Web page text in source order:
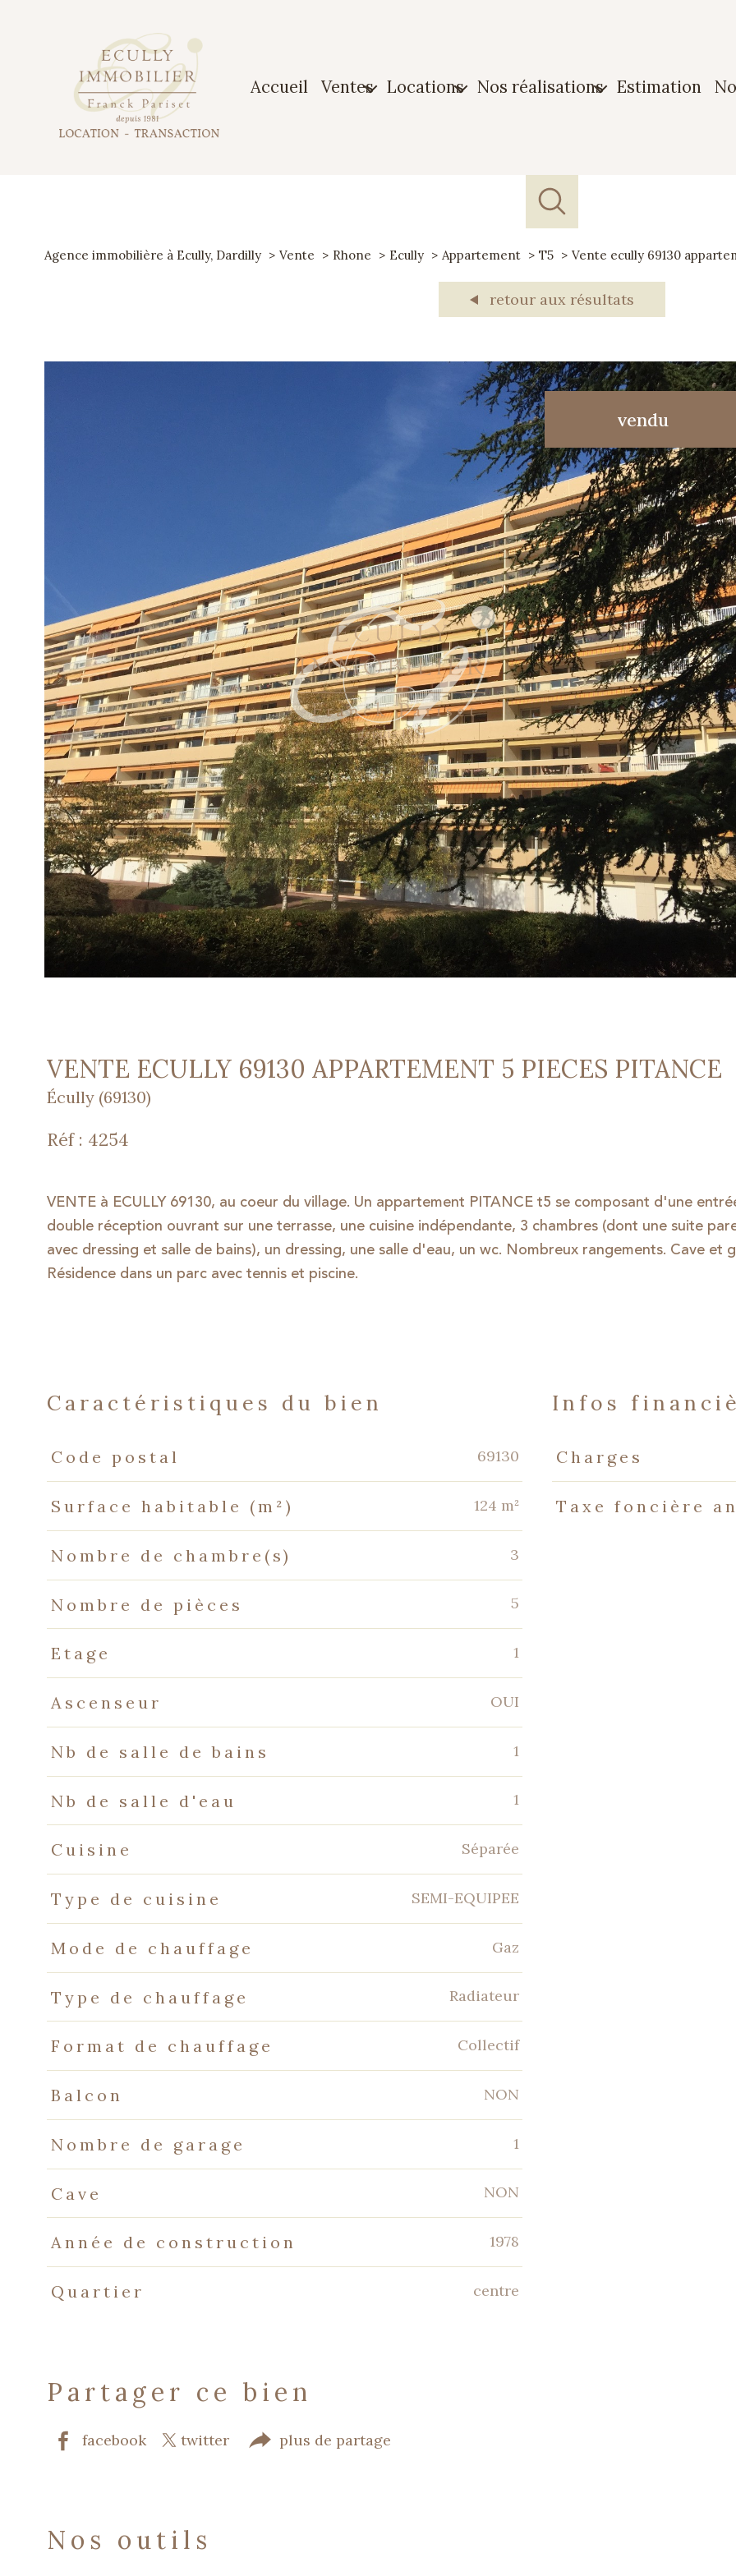
accueil ventes
Garage
locations nos réalisations
Biens loués
estimation
Agence immobilière à Ecully, Dardilly Vente Rhone Ecully Appartement T5 Vente ecully 69130
retour aux résultats
vendu
VENTE ECULLY 69130 APPARTEMENT 5 PIECES PITANCE
Écully (69130)
Réf : 4254
VENTE à ECULLY 69130, au coeur du village. Un appartement PITANCE t5 se composant d'une
double réception ouvrant sur une terrasse, une cuisine indépendante, 3 chambres (dont une suite
avec dressing et salle de bains), un dressing, une salle d'eau, un wc. Nombreux rangements. Cave et
Résidence dans un parc avec tennis et piscine.
caractéristiques du bien
Caractéristiques Valeurs
Code postal 69130
Surface habitable (m²) 124 m²
Nombre de chambre(s) 3
Nombre de pièces 5
Etage 1
Ascenseur OUI
Nb de salle de bains 1
Nb de salle d'eau 1
Cuisine Séparée
Type de cuisine SEMI-EQUIPEE
Mode de chauffage Gaz
Type de chauffage Radiateur
Format de chauffage Collectif
Balcon NON
Nombre de garage 1
Cave NON
Année de construction 1978
Quartier centre
infos
Caractéristiques
Charges
Taxe foncière
partager ce bien
facebook twitter plus de partage
nos outils